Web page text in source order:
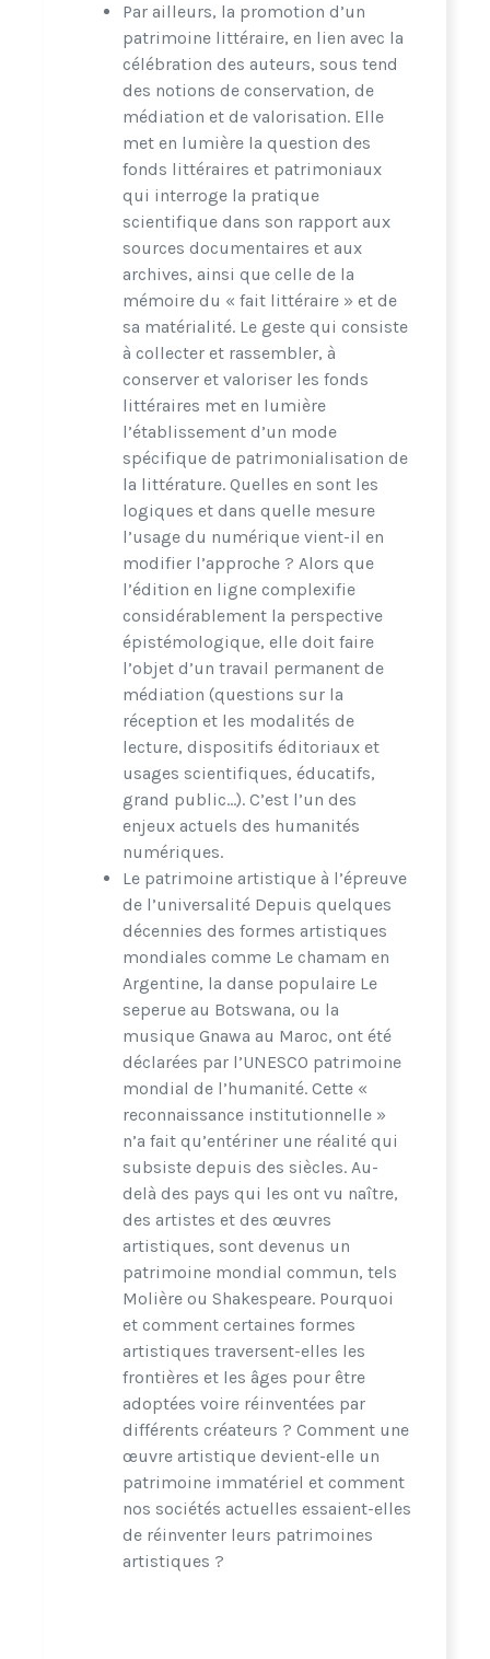
Par ailleurs, la promotion d’un
patrimoine littéraire, en lien avec la
célébration des auteurs, sous tend
des notions de conservation, de
médiation et de valorisation. Elle
met en lumière la question des
fonds littéraires et patrimoniaux
qui interroge la pratique
scientifique dans son rapport aux
sources documentaires et aux
archives, ainsi que celle de la
mémoire du « fait littéraire » et de
sa matérialité. Le geste qui consiste
à collecter et rassembler, à
conserver et valoriser les fonds
littéraires met en lumière
l’établissement d’un mode
spécifique de patrimonialisation de
la littérature. Quelles en sont les
logiques et dans quelle mesure
l’usage du numérique vient-il en
modifier l’approche ? Alors que
l’édition en ligne complexifie
considérablement la perspective
épistémologique, elle doit faire
l’objet d’un travail permanent de
médiation (questions sur la
réception et les modalités de
lecture, dispositifs éditoriaux et
usages scientifiques, éducatifs,
grand public…). C’est l’un des
enjeux actuels des humanités
numériques.
Le patrimoine artistique à l’épreuve
de l’universalité Depuis quelques
décennies des formes artistiques
mondiales comme Le chamam en
Argentine, la danse populaire Le
seperue au Botswana, ou la
musique Gnawa au Maroc, ont été
déclarées par l’UNESCO patrimoine
mondial de l’humanité. Cette «
reconnaissance institutionnelle »
n’a fait qu’entériner une réalité qui
subsiste depuis des siècles. Au-
delà des pays qui les ont vu naître,
des artistes et des œuvres
artistiques, sont devenus un
patrimoine mondial commun, tels
Molière ou Shakespeare. Pourquoi
et comment certaines formes
artistiques traversent-elles les
frontières et les âges pour être
adoptées voire réinventées par
différents créateurs ? Comment une
œuvre artistique devient-elle un
patrimoine immatériel et comment
nos sociétés actuelles essaient-elles
de réinventer leurs patrimoines
artistiques ?